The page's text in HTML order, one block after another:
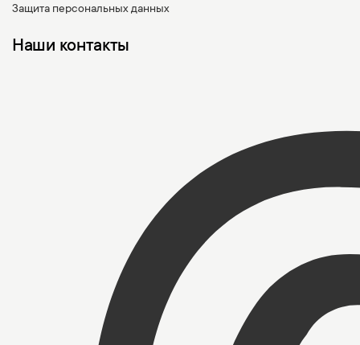
Защита персональных данных
Наши контакты